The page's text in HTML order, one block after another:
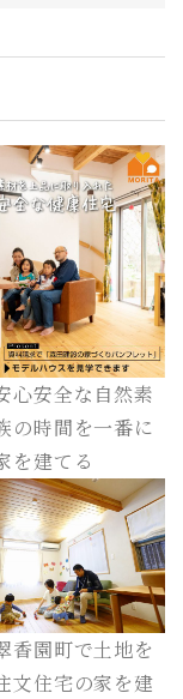
心安全な自然素
の時間を一番に
を建てる
香園町で土地を
文住宅の家を建